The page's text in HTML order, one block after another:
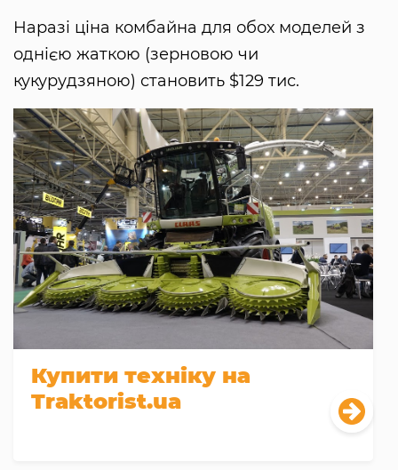
Наразі ціна комбайна для обох моделей з
однією жаткою (зерновою чи
кукурудзяною) становить $129 тис.
Купити техніку на
Traktorist.ua